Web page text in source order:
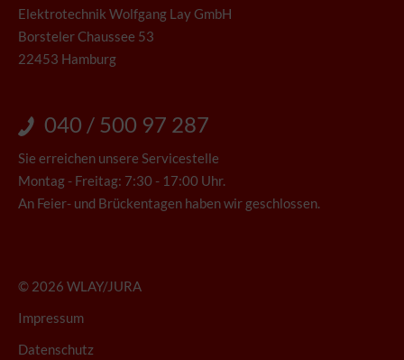
Elektrotechnik Wolfgang Lay GmbH
Borsteler Chaussee 53
22453 Hamburg
040 / 500 97 287
Sie erreichen unsere Servicestelle
Montag - Freitag: 7:30 - 17:00 Uhr.
An Feier- und Brückentagen haben wir geschlossen.
© 2026 WLAY/JURA
Impressum
Datenschutz